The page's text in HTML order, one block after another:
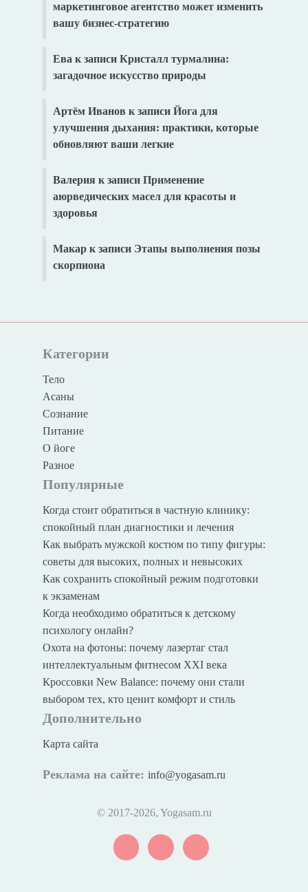
маркетинговое агентство может изменить
вашу бизнес-стратегию
Ева к записи Кристалл турмалина:
загадочное искусство природы
Артём Иванов к записи Йога для
улучшения дыхания: практики, которые
обновляют ваши легкие
Валерия к записи Применение
аюрведических масел для красоты и
здоровья
Макарк записи Этапы выполнения позы
скорпиона
Категории
Тело
Асаны
Сознание
Питание
О йоге
Разное
Популярные
Когда стоит обратиться в частную клинику:
спокойный план диагностики и лечения
Как выбрать мужской костюм по типу фигуры:
советы для высоких, полных и невысоких
Как сохранить спокойный режим подготовки
к экзаменам
Когда необходимо обратиться к детскому
психологу онлайн?
Охота на фотоны: почему лазертаг стал
интеллектуальным фитнесом XXI века
Кроссовки New Balance: почему они стали
выбором тех, кто ценит комфорт и стиль
Дополнительно
Карта сайта
Реклама на сайте: info@yogasam.ru
© 2017-2026, Yogasam.ru